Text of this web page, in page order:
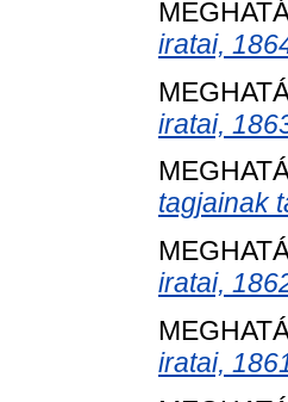
iratai,
iratai,
tagjainak
iratai,
iratai,